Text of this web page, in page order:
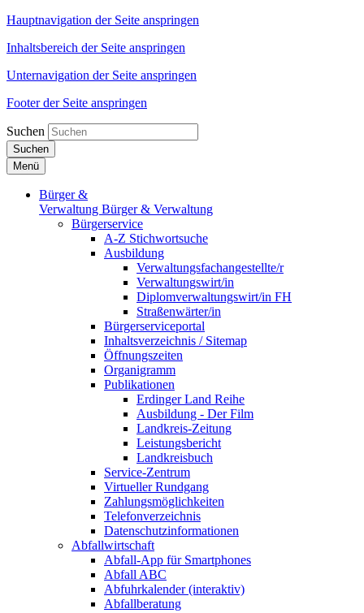
Hauptnavigation der Seite anspringen
Inhaltsbereich der Seite anspringen
Unternavigation der Seite anspringen
Footer der Seite anspringen
Suchen
Suchen
Menü
Bürger &
Verwaltung Bürger & Verwaltung
Bürgerservice
A-Z Stichwortsuche
Ausbildung
Verwaltungsfachangestellte/r
Verwaltungswirt/in
Diplomverwaltungswirt/in FH
Straßenwärter/in
Bürgerserviceportal
Inhaltsverzeichnis / Sitemap
Öffnungszeiten
Organigramm
Publikationen
Erdinger Land Reihe
Ausbildung - Der Film
Landkreis-Zeitung
Leistungsbericht
Landkreisbuch
Service-Zentrum
Virtueller Rundgang
Zahlungsmöglichkeiten
Telefonverzeichnis
Datenschutzinformationen
Abfallwirtschaft
Abfall-App für Smartphones
Abfall ABC
Abfuhrkalender (interaktiv)
Abfallberatung